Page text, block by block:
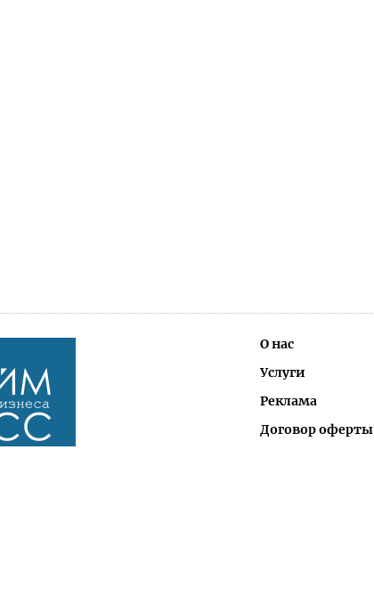
О нас
Услуги
Реклама
Договор оферты